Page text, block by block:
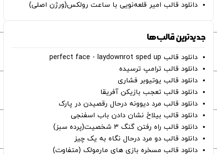
دانلود قالب امیر قلعه‌نویی با ساعت رولکس(ورژن اصلی)
جدیدترین قالب‌ها
دانلود قالب perfect face - laydownrot sped up
دانلود قالب ترامپ ترسیده
دانلود قالب یوتیوبر فشاری
دانلود قالب تعجب بازیکن آفریقا
دانلود قالب مرد دیوونه درحال رقصیدن در پارک
دانلود قالب بیلاخ نشان دادن باب اسفنجی
دانلود قالب راه رفتن گنگ ۳ شخصیت(پرده سبز)
دانلود قالب دو مرد درحال نگاه به یک چیز
دانلود قالب مسخره بازی های مارمولک (متفاوت)